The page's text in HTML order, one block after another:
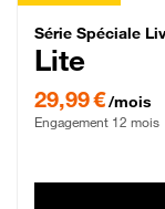
Série
Série Spéciale
Lite
29,99 €/mois
Engagement 12 mois